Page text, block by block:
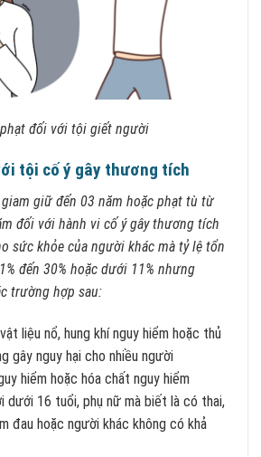
đối với tội giết người
tội cố ý gây thương tích
giữ đến 03 năm hoặc phạt tù từ
đối với hành vi cố ý gây thương tích
sức khỏe của người khác mà tỷ lệ tổn
đến 30% hoặc dưới 11% nhưng
trường hợp sau:
liệu nổ, hung khí nguy hiểm hoặc thủ
gây nguy hại cho nhiều người
hiểm hoặc hóa chất nguy hiểm
dưới 16 tuổi, phụ nữ mà biết là có thai,
đau hoặc người khác không có khả